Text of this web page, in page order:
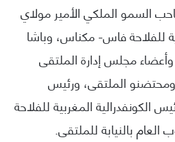
السمو الملكي الأمير مولاي
للفلاحة فاس- مكناس، وباشا
مجلس إدارة الملتقى
الملتقى، ورئيس
الكونفدرالية المغربية للفلاحة
العام بالنيابة للملتقى.